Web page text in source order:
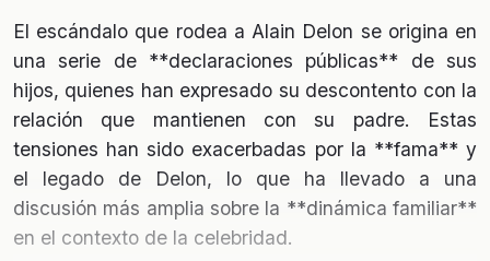
El escándalo que rodea a Alain Delon se origina en
una serie de **declaraciones públicas** de sus
hijos, quienes han expresado su descontento con la
relación que mantienen con su padre. Estas
tensiones han sido exacerbadas por la **fama** y
el legado de Delon, lo que ha llevado a una
discusión más amplia sobre la **dinámica familiar**
en el contexto de la celebridad.